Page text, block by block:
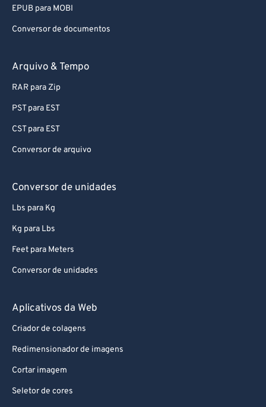
EPUB para MOBI
Conversor de documentos
Arquivo & Tempo
RAR para Zip
PST para EST
CST para EST
Conversor de arquivo
Conversor de unidades
Lbs para Kg
Kg para Lbs
Feet para Meters
Conversor de unidades
Aplicativos da Web
Criador de colagens
Redimensionador de imagens
Cortar imagem
Seletor de cores